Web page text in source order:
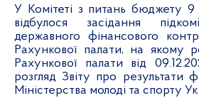
У Комітеті з питань бюджету
відбулося засідання
державного фінансового
Рахункової палати, на якому
Рахункової палати від
розгляд Звіту про результати
Міністерства молоді та спорту